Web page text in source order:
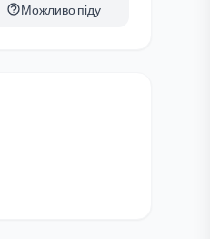
Можливо піду